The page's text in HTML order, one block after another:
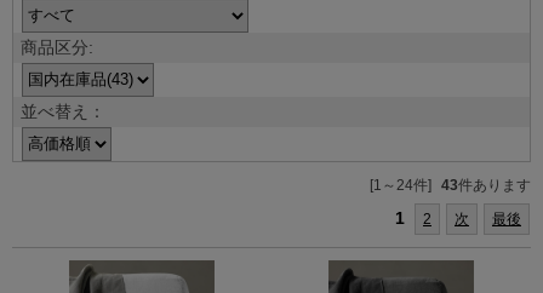
並べ替え：
[1～24件] 43件あります
1 2 次 最後